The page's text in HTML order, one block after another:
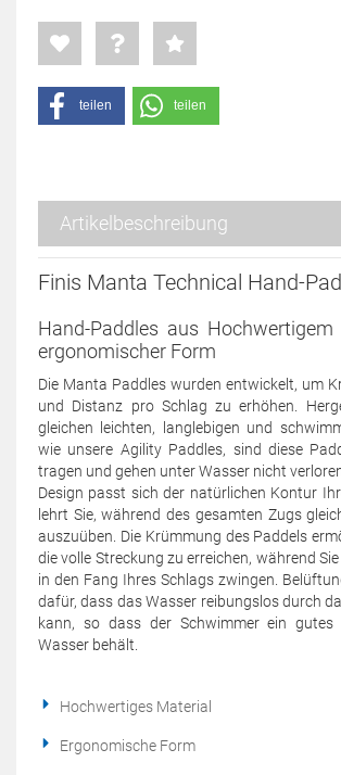
teilen teilen
Artikelbeschreibung
Finis Manta Technical Hand-
Hand-Paddles aus
ergonomischer Form
Die Manta Paddles wurden entwickelt, um
und Distanz pro Schlag zu erhöhen.
gleichen leichten, langlebigen und
wie unsere Agility Paddles, sind diese
tragen und gehen unter Wasser nicht
Design passt sich der natürlichen Kontur
lehrt Sie, während des gesamten Zugs
auszuüben. Die Krümmung des Paddels
die volle Streckung zu erreichen, während
in den Fang Ihres Schlags zwingen.
dafür, dass das Wasser reibungslos durch
kann, so dass der Schwimmer ein
Wasser behält.
Hochwertiges Material
Ergonomische Form